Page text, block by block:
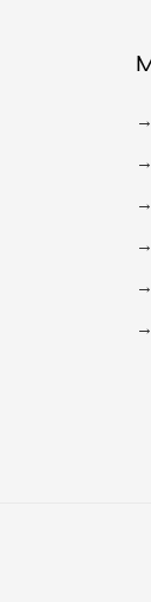
→
→
→
→
→
→